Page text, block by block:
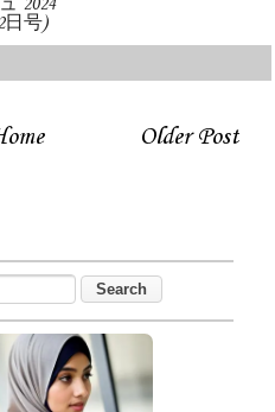
2024
日号)
Older Post